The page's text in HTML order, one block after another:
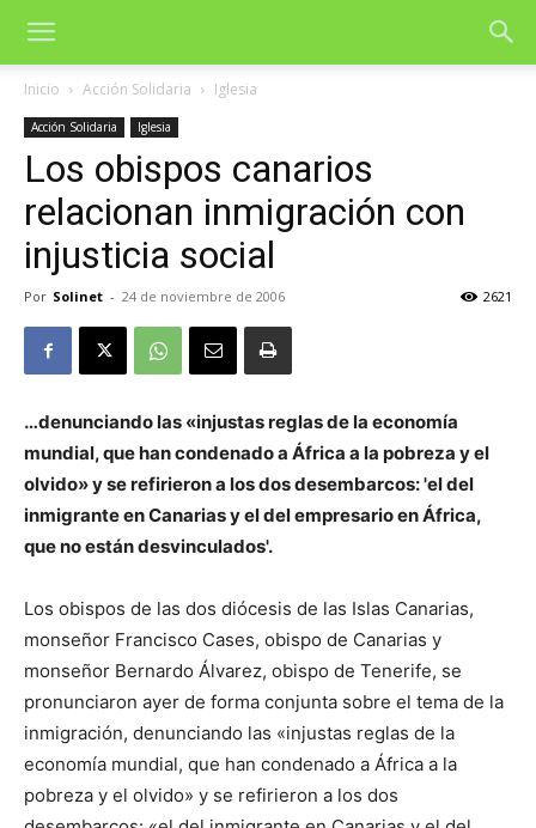
Inicio Acción Solidaria Iglesia
Acción Solidaria Iglesia
Los obispos canarios
relacionan inmigración con
injusticia social
Por Solinet - 24 de noviembre de 2006 2621
…denunciando las «injustas reglas de la economía
mundial, que han condenado a África a la pobreza y el
olvido» y se refirieron a los dos desembarcos: 'el del
inmigrante en Canarias y el del empresario en África,
que no están desvinculados'.
Los obispos de las dos diócesis de las Islas Canarias,
monseñor Francisco Cases, obispo de Canarias y
monseñor Bernardo Álvarez, obispo de Tenerife, se
pronunciaron ayer de forma conjunta sobre el tema de la
inmigración, denunciando las «injustas reglas de la
economía mundial, que han condenado a África a la
pobreza y el olvido» y se refirieron a los dos